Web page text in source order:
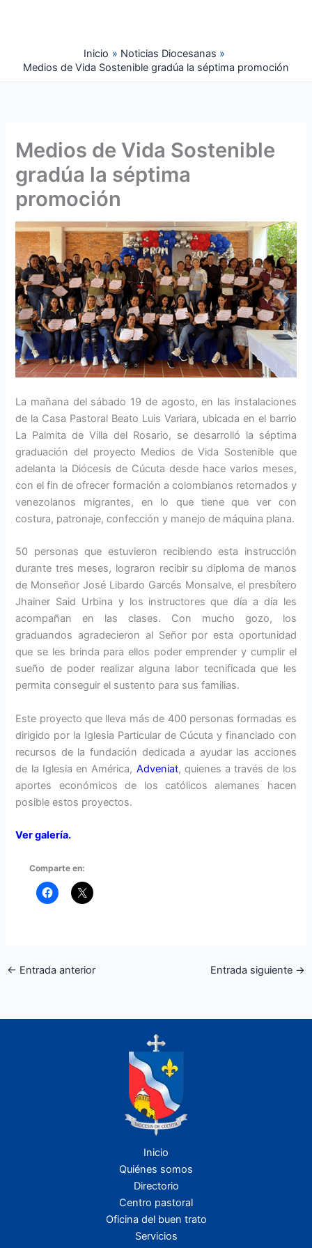
Inicio
Noticias Diocesanas
Medios de Vida Sostenible gradúa la séptima promoción
Medios de Vida Sostenible
gradúa la séptima
promoción
La mañana del sábado 19 de agosto, en las instalaciones
de la Casa Pastoral Beato Luis Variara, ubicada en el barrio
La Palmita de Villa del Rosario, se desarrolló la séptima
graduación del proyecto Medios de Vida Sostenible que
adelanta la Diócesis de Cúcuta desde hace varios meses,
con el fin de ofrecer formación a colombianos retornados y
venezolanos migrantes, en lo que tiene que ver con
costura, patronaje, confección y manejo de máquina plana.
50 personas que estuvieron recibiendo esta instrucción
durante tres meses, lograron recibir su diploma de manos
de Monseñor José Libardo Garcés Monsalve, el presbítero
Jhainer Said Urbina y los instructores que día a día les
acompañan en las clases. Con mucho gozo, los
graduandos agradecieron al Señor por esta oportunidad
que se les brinda para ellos poder emprender y cumplir el
sueño de poder realizar alguna labor tecnificada que les
permita conseguir el sustento para sus familias.
Este proyecto que lleva más de 400 personas formadas es
dirigido por la Iglesia Particular de Cúcuta y financiado con
recursos de la fundación dedicada a ayudar las acciones
de la Iglesia en América, Adveniat, quienes a través de los
aportes económicos de los católicos alemanes hacen
posible estos proyectos.
Ver galería.
Comparte en:
← Entrada anterior Entrada siguiente →
Inicio
Quiénes somos
Directorio
Centro pastoral
Oficina del buen trato
Servicios